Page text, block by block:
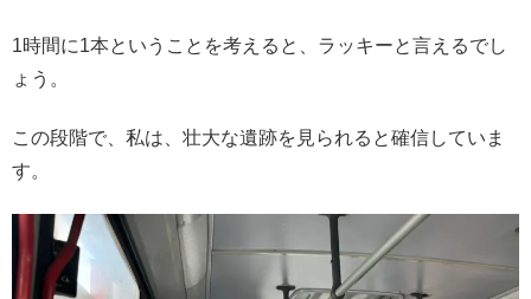
1時間に1本ということを考えると、ラッキーと言えるでし
ょう。
この段階で、私は、壮大な遺跡を見られると確信していま
す。